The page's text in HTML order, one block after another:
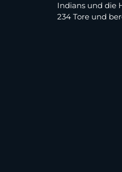
Indians und die
234 Tore und